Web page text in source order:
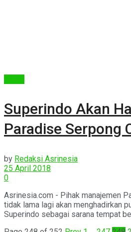
Superindo Akan
Paradise Serpong
by Redaksi Asrinesia
25 April 2018
0
Asrinesia.com - Pihak manajemen
tidak lama lagi akan menghadirkan
Superindo sebagai sarana tempat